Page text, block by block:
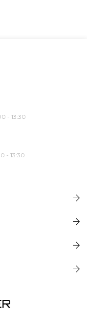
- 13:30
- 13:30